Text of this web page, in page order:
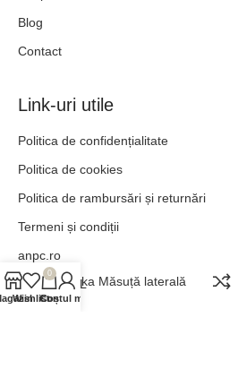
Blog
Contact
Link-uri utile
Politica de confidențialitate
Politica de cookies
Politica de rambursări și returnări
Termeni și condiții
anpc.ro
ANPC - SALOsaka Măsuță laterală
Wishlist
0
Coș
Contul meu